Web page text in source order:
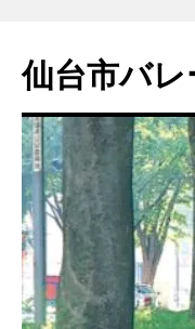
テ
ン
へ
ス
キ
ッ
プ
仙台市バ